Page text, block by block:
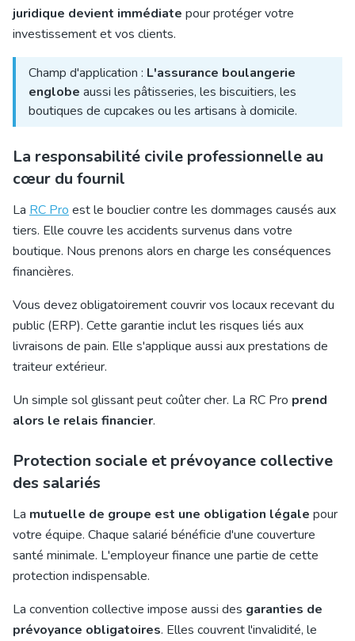
juridique devient immédiate pour protéger votre
investissement et vos clients.
Champ d'application : L'assurance boulangerie
englobe aussi les pâtisseries, les biscuitiers, les
boutiques de cupcakes ou les artisans à domicile.
La responsabilité civile professionnelle au
cœur du fournil
La RC Pro est le bouclier contre les dommages causés aux
tiers. Elle couvre les accidents survenus dans votre
boutique. Nous prenons alors en charge les conséquences
financières.
Vous devez obligatoirementcouvrir vos locaux recevant du
public (ERP). Cette garantie inclut les risques liés aux
livraisons de pain. Elle s'applique aussi aux prestations de
traiteur extérieur.
Un simple sol glissant peut coûter cher. La RC Pro prend
alors le relais financier.
Protection sociale et prévoyance collective
des salariés
La mutuelle de groupe est une obligation légale pour
votre équipe. Chaque salarié bénéficie d'une couverture
santé minimale. L'employeur finance une partie de cette
protection indispensable.
La convention collective impose aussi des garanties de
prévoyance obligatoires. Elles couvrent l'invalidité, le